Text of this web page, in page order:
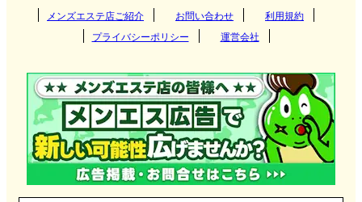
メンズエステ店ご紹介 お問い合わせ
利用規約
プライバシーポリシー
運営会社